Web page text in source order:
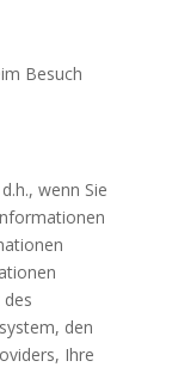
Besuch
wenn Sie
den
Ihre